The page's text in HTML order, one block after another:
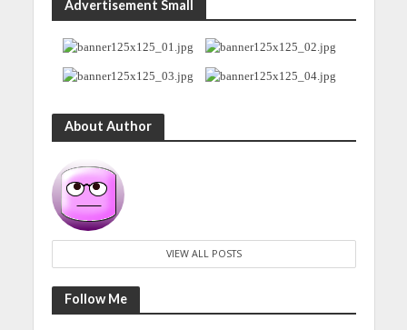
Advertisement Small
About Author
VIEW ALL POSTS
Follow Me